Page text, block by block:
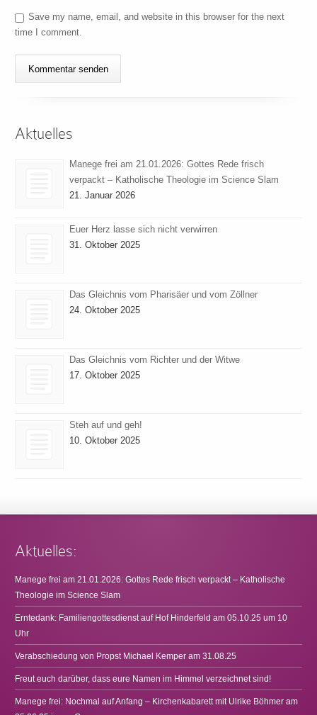
Save my name, email, and website in this browser for the next
time I comment.
Aktuelles
Manege frei am 21.01.2026: Gottes Rede frisch
verpackt – Katholische Theologie im Science Slam
21. Januar 2026
Euer Herz lasse sich nicht verwirren
31. Oktober 2025
Das Gleichnis vom Pharisäer und vom Zöllner
24. Oktober 2025
Das Gleichnis vom Richter und der Witwe
17. Oktober 2025
Steh auf und geh!
10. Oktober 2025
Aktuelles:
Manege frei am 21.01.2026: Gottes Rede frisch verpackt – Katholische
Theologie im Science Slam
Erntedank: Familiengottesdienst auf Hof Hinderfeld am 05.10.25 um 10
Uhr
Verabschiedung von Propst Michael Kemper am 31.08.25
Freut euch darüber, dass eure Namen im Himmel verzeichnet sind!
Manege frei: Nochmal auf Anfang – Kirchenkabarett mit Ulrike Böhmer am